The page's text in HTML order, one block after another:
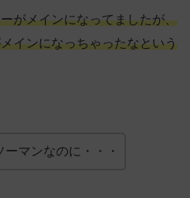
がメインになってましたが、
インになっちゃったなという
マンなのに・・・